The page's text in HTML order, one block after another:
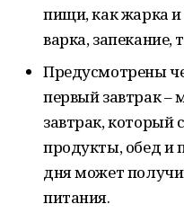
пищи, как жарка
варка, запекание,
Предусмотрены
первый завтрак
завтрак,
продукты, обед и
дня может
питания.